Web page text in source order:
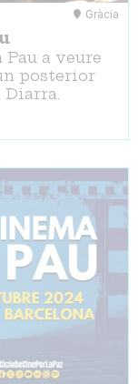
Gràcia
a veure
posterior